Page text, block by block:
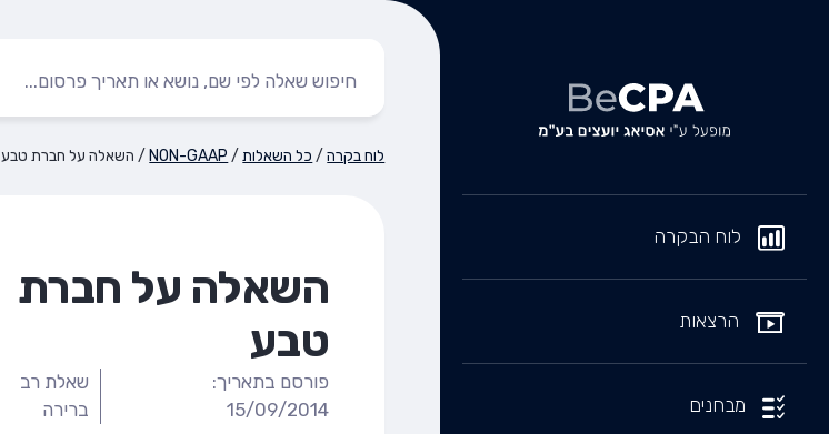
לוח הבקרה
הרצאות
מבחנים
לוח בקרה/ כל השאלות/
NON-GAAP
/ השאלה על חברת טבע
השאלה על חברת
טבע
פורסם בתאריך:
15/09/2014
שאלת רב
ברירה